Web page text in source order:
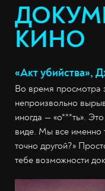
КИНО
«Акт убийства»,
Во время просмотра
непроизвольно
иногда — «о***ть».
виде. Мы все именно
точно другой?»
тебе возможности